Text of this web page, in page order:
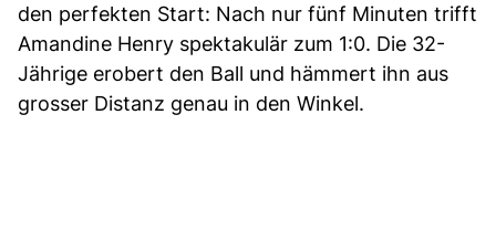
den perfekten Start: Nach nur fünf Minuten trifft
Amandine Henry spektakulär zum 1:0. Die 32-
Jährige erobert den Ball und hämmert ihn aus
grosser Distanz genau in den Winkel.